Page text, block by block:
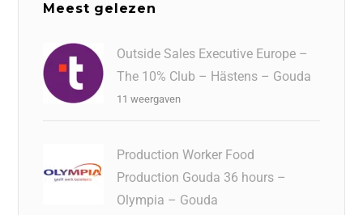
Meest gelezen
Outside Sales Executive Europe –
The 10% Club – Hästens – Gouda
11 weergaven
Production Worker Food
Production Gouda 36 hours –
Olympia – Gouda